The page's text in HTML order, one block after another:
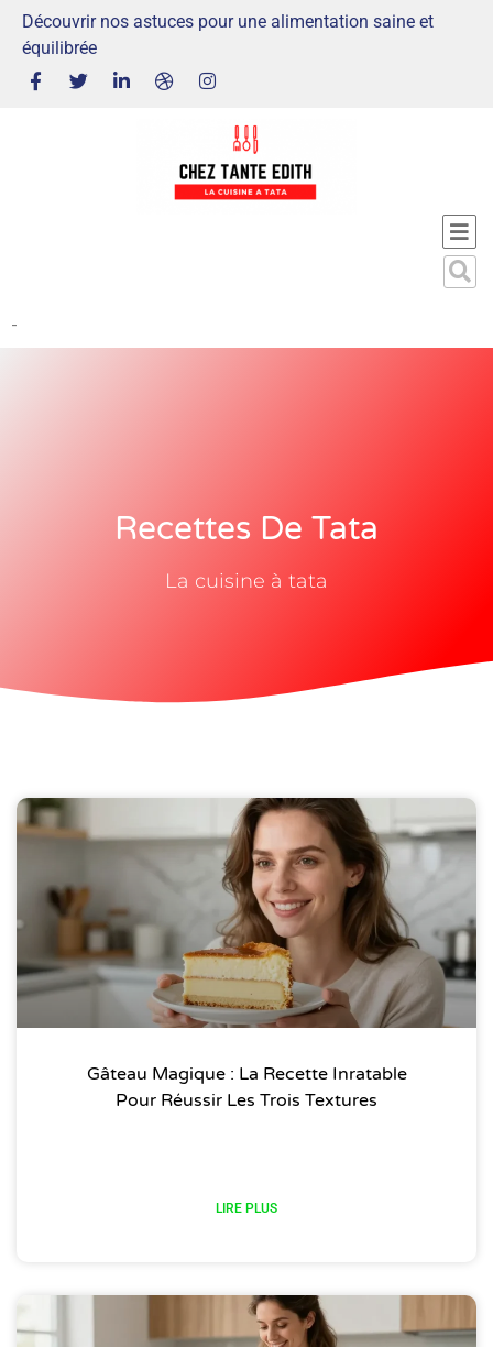
Découvrir nos astuces pour une alimentation saine et
équilibrée
-
Recettes De Tata
La cuisine à tata
Gâteau Magique : La Recette Inratable
Pour Réussir Les Trois Textures
LIRE PLUS